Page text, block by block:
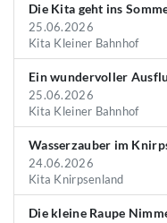
Die Kita geht ins
25.06.2026
Kita Kleiner Bahnhof
Ein wundervoller
25.06.2026
Kita Kleiner Bahnhof
Wasserzauber im
24.06.2026
Kita Knirpsenland
Die kleine Raupe